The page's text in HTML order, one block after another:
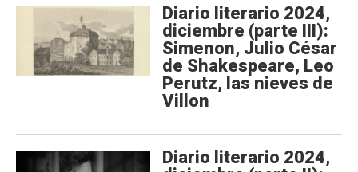
Diario literario 2024,
diciembre (parte III):
Simenon, Julio César
de Shakespeare, Leo
Perutz, las nieves de
Villon
Diario literario 2024,